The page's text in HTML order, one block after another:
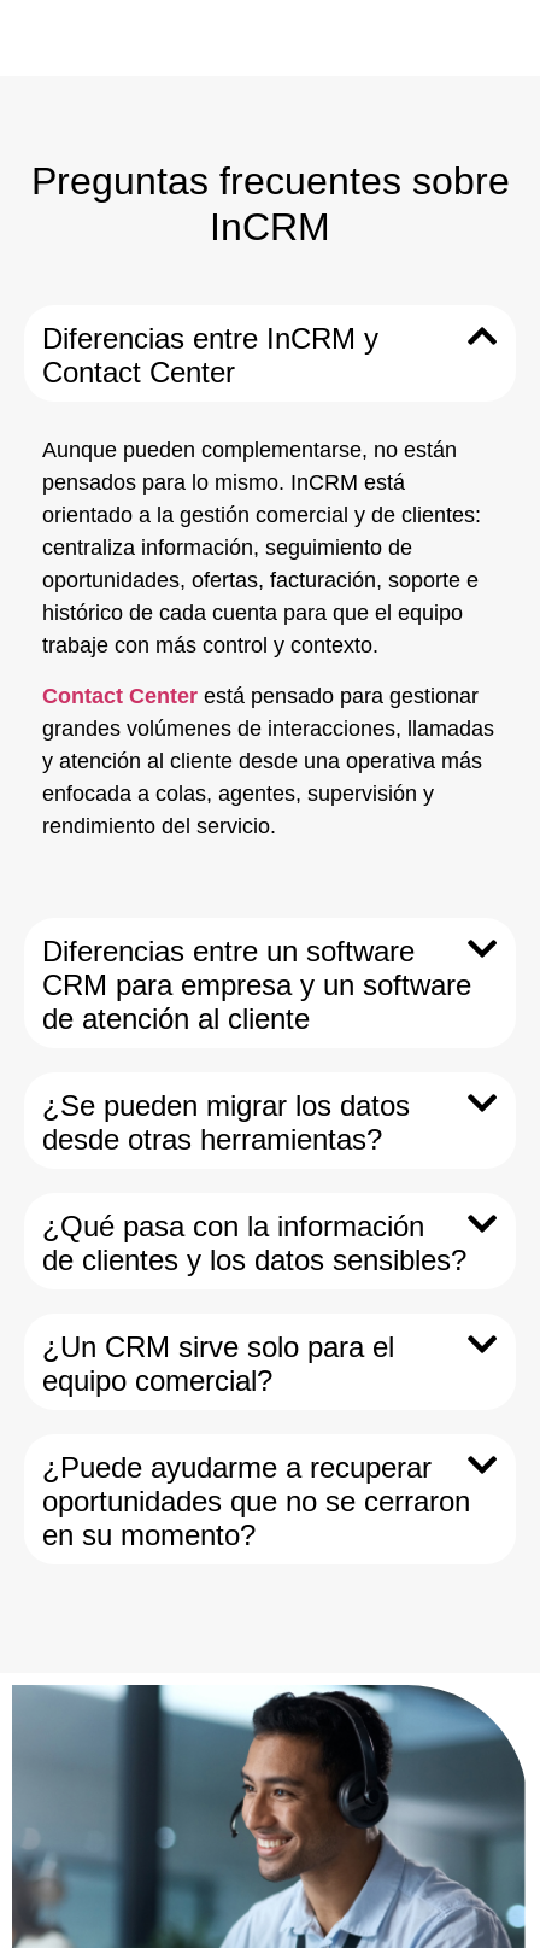
Preguntas frecuentes sobre
InCRM
Diferencias entre InCRM y
Contact Center
Aunque pueden complementarse, no están
pensados para lo mismo. InCRM está
orientado a la gestión comercial y de clientes:
centraliza información, seguimiento de
oportunidades, ofertas, facturación, soporte e
histórico de cada cuenta para que el equipo
trabaje con más control y contexto.
Contact Center está pensado para gestionar
grandes volúmenes de interacciones, llamadas
y atención al cliente desde una operativa más
enfocada a colas, agentes, supervisión y
rendimiento del servicio.
Diferencias entre un software
CRM para empresa y un software
de atención al cliente
¿Se pueden migrar los datos
desde otras herramientas?
¿Qué pasa con la información
de clientes y los datos sensibles?
¿Un CRM sirve solo para el
equipo comercial?
¿Puede ayudarme a recuperar
oportunidades que no se cerraron
en su momento?